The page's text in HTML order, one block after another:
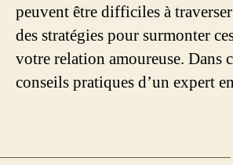
peuvent être difficiles à
des stratégies pour surmonter
votre relation amoureuse. Dans
conseils pratiques d’un expert